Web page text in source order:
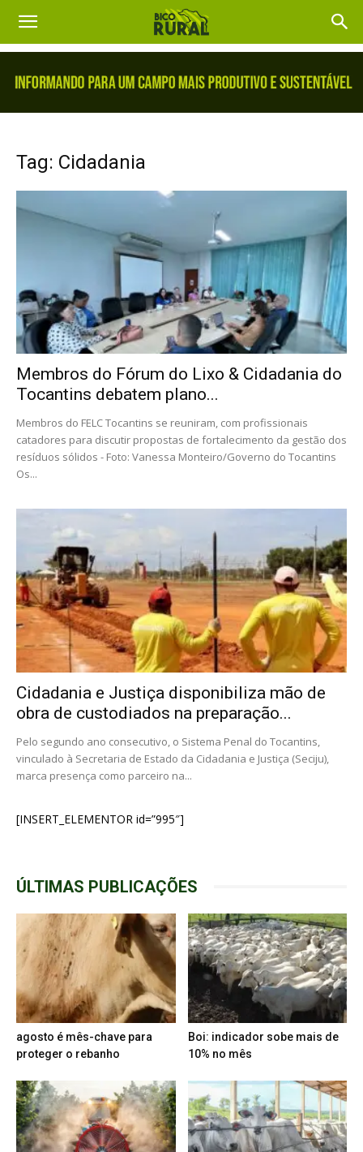
Tag: Cidadania
Membros do Fórum do Lixo & Cidadania do
Tocantins debatem plano...
Membros do FELC Tocantins se reuniram, com profissionais
catadores para discutir propostas de fortalecimento da gestão dos
resíduos sólidos - Foto: Vanessa Monteiro/Governo do Tocantins
Os...
Cidadania e Justiça disponibiliza mão de
obra de custodiados na preparação...
Pelo segundo ano consecutivo, o Sistema Penal do Tocantins,
vinculado à Secretaria de Estado da Cidadania e Justiça (Seciju),
marca presença como parceiro na...
[INSERT_ELEMENTOR id=”995″]
ÚLTIMAS PUBLICAÇÕES
agosto é mês-chave para
proteger o rebanho
Boi: indicador sobe mais de
10% no mês